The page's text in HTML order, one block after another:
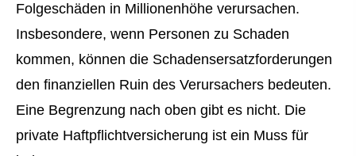
Folgeschäden in Millionenhöhe verursachen.
Insbesondere, wenn Per­sonen zu Schaden
kommen, können die Schadensersatzforderungen
den finanziellen Ruin des Verursachers bedeuten.
Eine Begrenzung nach oben gibt es nicht. Die
private Haft­pflichtversicherung ist ein Muss für